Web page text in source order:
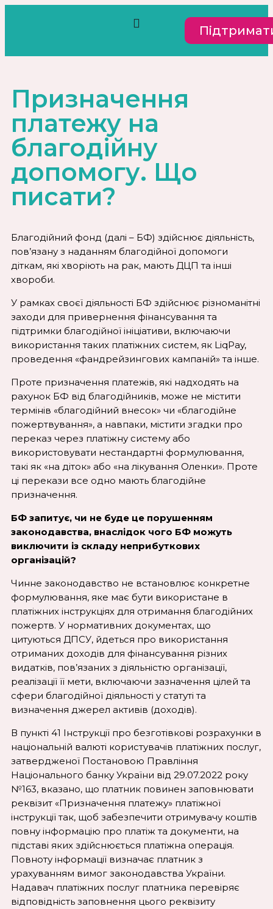
Призначення
платежу на
благодійну
допомогу. Що
писати?
Благодійний фонд (далі – БФ) здійснює діяльність,
пов’язану з наданням благодійної допомоги
діткам, які хворіють на рак, мають ДЦП та інші
хвороби.
У рамках своєї діяльності БФ здійснює різноманітні
заходи для привернення фінансування та
підтримки благодійної ініціативи, включаючи
використання таких платіжних систем, як LiqPay,
проведення «фандрейзингових кампаній» та інше.
Проте призначення платежів, які надходять на
рахунок БФ від благодійників, може не містити
термінів «благодійний внесок» чи «благодійне
пожертвування», а навпаки, містити згадки про
переказ через платіжну систему або
використовувати нестандартні формулювання,
такі як «на діток» або «на лікування Оленки». Проте
ці перекази все одно мають благодійне
призначення.
БФ запитує, чи не буде це порушенням
законодавства, внаслідок чого БФ можуть
виключити із складу неприбуткових
організацій?
Чинне законодавство не встановлює конкретне
формулювання, яке має бути використане в
платіжних інструкціях для отримання благодійних
пожертв. У нормативних документах, що
цитуються ДПСУ, йдеться про використання
отриманих доходів для фінансування різних
видатків, пов’язаних з діяльністю організації,
реалізації її мети, включаючи зазначення цілей та
сфери благодійної діяльності у статуті та
визначення джерел активів (доходів).
В пункті 41 Інструкції про безготівкові розрахунки в
національній валюті користувачів платіжних послуг,
затвердженої Постановою Правління
Національного банку України від 29.07.2022 року
№163, вказано, що платник повинен заповнювати
реквізит «Призначення платежу» платіжної
інструкції так, щоб забезпечити отримувачу коштів
повну інформацію про платіж та документи, на
підставі яких здійснюється платіжна операція.
Повноту інформації визначає платник з
урахуванням вимог законодавства України.
Надавач платіжних послуг платника перевіряє
відповідність заповнення цього реквізиту